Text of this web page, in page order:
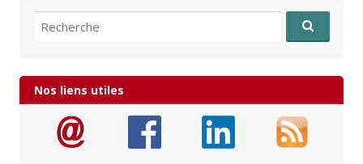
Recherche pour:
Nos liens utiles